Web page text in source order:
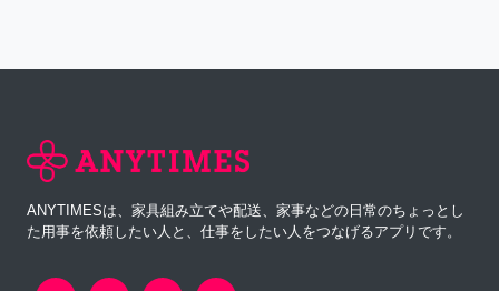
ANYTIMESは、家具組み立てや配送、家事などの日常のちょっとし
た用事を依頼したい人と、仕事をしたい人をつなげるアプリです。